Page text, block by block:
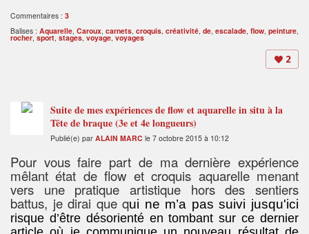
Commentaires : 3
Balises : Aquarelle, Caroux, carnets, croquis, créativité, de, escalade, flow, peinture,
rocher, sport, stages, voyage, voyages
2
Suite de mes expériences de flow et aquarelle in situ à la
Tête de braque (3e et 4e longueurs)
Publié(e) par ALAIN MARC le 7 octobre 2015 à 10:12
Pour vous faire part de ma dernière expérience
mêlant état de flow et croquis aquarelle menant
vers une pratique artistique hors des sentiers
battus, je dirai que qui ne m’a pas suivi jusqu'ici
risque d’être désorienté en tombant sur ce dernier